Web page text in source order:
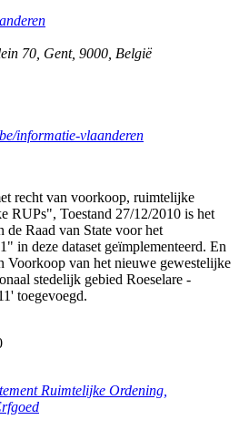
70 Gent, 9000 België
informatie-vlaanderen
recht van voorkoop, ruimtelijke
RUPs", Toestand 27/12/2010 is het
de Raad van State voor het
in deze dataset geïmplementeerd. En
Voorkoop van het nieuwe gewestelijke
stedelijk gebied Roeselare -
toegevoegd.
Ruimtelijke Ordening,